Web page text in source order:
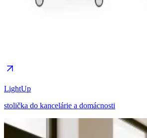
LightUp
stolička do kancelárie a domácnosti